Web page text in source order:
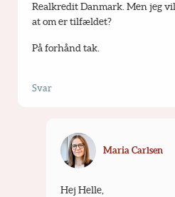
Realkredit Danmark. Men jeg
at om er tilfældet?
På forhånd tak.
Svar
Maria Carlsen
Hej Helle,